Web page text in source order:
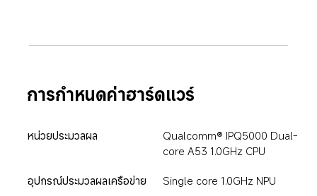
การกำหนดค่าฮาร์ดแวร์
หน่วยประมวลผล
Qualcomm® IPQ5000 Dual-
core A53 1.0GHz CPU
อุปกรณ์ประมวลผลเครือข่าย Single core 1.0GHz NPU